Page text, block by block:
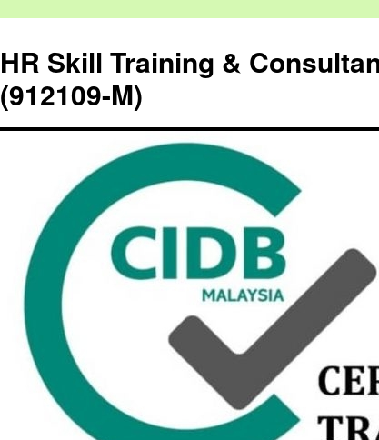
HR Skill Training &
(912109-M)